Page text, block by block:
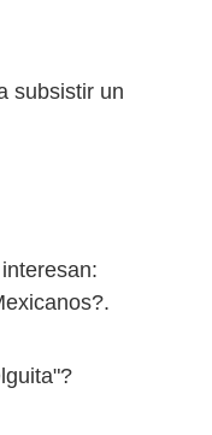
subsistir un